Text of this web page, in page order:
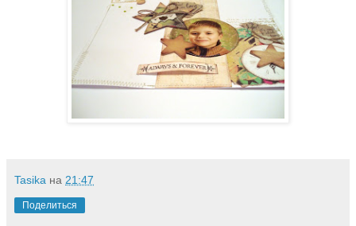
Tasika на 21:47
Поделиться